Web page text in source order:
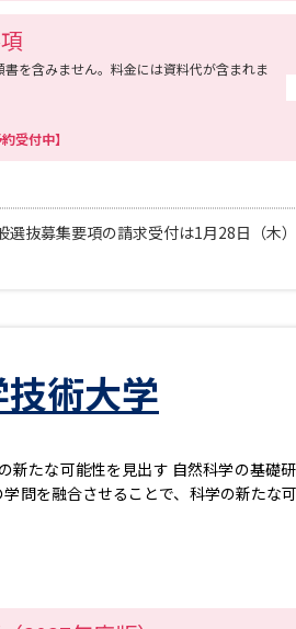
を含みません。料金には資料代が含まれま
受付中】
抜募集要項の請求受付は1月28日（木
術大学
新たな可能性を見出す 自然科学の基
問を融合させることで、科学の新たな